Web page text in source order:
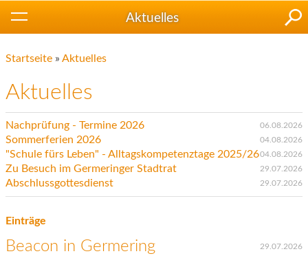
Aktuelles
Startseite » Aktuelles
Aktuelles
Nachprüfung - Termine 2026 06.08.2026
Sommerferien 2026 04.08.2026
"Schule fürs Leben" - Alltagskompetenztage 2025/2604.08.2026
Zu Besuch im Germeringer Stadtrat 29.07.2026
Abschlussgottesdienst 29.07.2026
Einträge
29.07.2026
Beacon in Germering